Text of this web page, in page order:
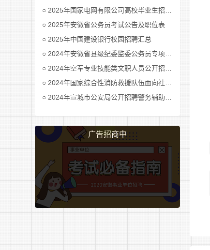
2025年国家电网有限公司高校毕业生招聘公告(第二批)汇总
2025年安徽省公务员考试公告及职位表
2025年中国建设银行校园招聘汇总
2024年安徽省县级纪委监委公务员专项招考公告及职位表汇总
2024年空军专业技能类文职人员公开招考公告
2024年国家综合性消防救援队伍面向社会招录消防员公告
2024年宣城市公安局公开招聘警务辅助人员公告
广告招商中